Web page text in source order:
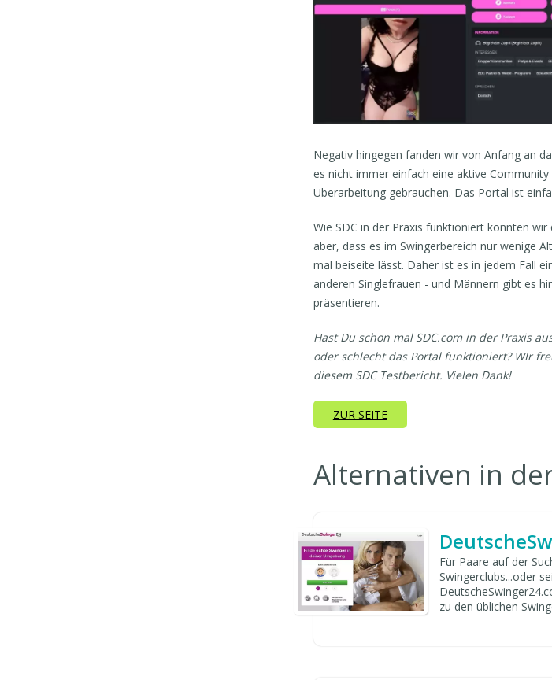
Negativ hingegen fanden wir von Anfang an
es nicht immer einfach eine aktive
Überarbeitung gebrauchen. Das Portal ist
Wie SDC in der Praxis funktioniert konnten
aber, dass es im Swingerbereich nur wenige
mal beiseite lässt. Daher ist es in jedem Fall
anderen Singlefrauen - und Männern gibt es
präsentieren.
Hast Du schon mal SDC.com in der Praxis
oder schlecht das Portal funktioniert? WIr
diesem SDC Testbericht. Vielen Dank!
ZUR SEITE
Alternativen in
Für Paare auf der
Swingerclubs...oder
zu den üblichen